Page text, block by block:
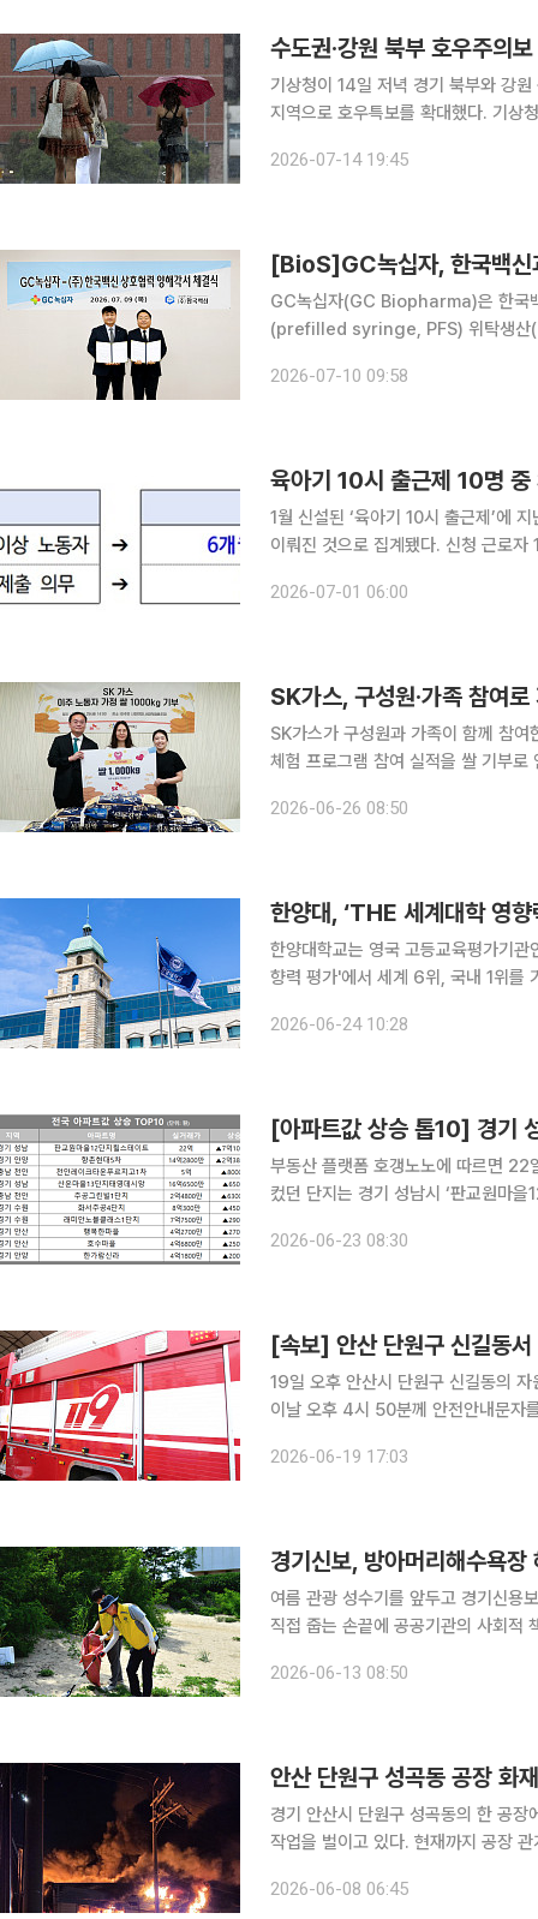
수도권·강원 북부 호우주의
기상청이 14일 저녁 경기 북부와 강
지역으로 호우특보를 확대했다. 기상청에 따르면 이날 오후 7시 10분을 기해 경기도 동두천시·연천
2026-07-14 19:45
[BioS]GC녹십자, 한국백
GC녹십자(GC Biopharma)은 한국
(prefilled syringe, PFS) 위탁생산
통해 자사의 독감백신 '지씨플루
2026-07-10 09:58
육아기 10시 출근제 10명
1월 신설된 ‘육아기 10시 출근제’에
이뤄진 것으로 집계됐다. 신청 근로자 10명 중 3명은 남
년 이하 자녀를 둔 근로자가 등교·등
2026-07-01 06:00
SK가스, 구성원·가족 참여
SK가스가 구성원과 가족이 함께 참
체험 프로그램 참여 실적을 쌀 기부
에서 쌀 기부식을 열고 쌀 1000kg을
2026-06-26 08:50
한양대, ‘THE 세계대학 영
한양대학교는 영국 고등교육평가기
향력 평가'에서 세계 6위, 국내 1위를 기록했다고 24일 밝
육·연구 성과뿐 아니라 사회적 기여와
2026-06-24 10:28
[아파트값 상승 톱10] 경기
부동산 플랫폼 호갱노노에 따르면 22
컸던 단지는 경기 성남시 ‘판교원마
원에 실거래되며 2억3800만원
2026-06-23 08:30
[속보] 안산 단원구 신길동
19일 오후 안산시 단원구 신길동의 자원
이날 오후 4시 50분께 안전안내문자
2026-06-19 17:03
여름 관광 성수기를 앞두고 경기신용
직접 줍는 손끝에 공공기관의 사회적 책임이 담겼다. 13일 이투데이 취
방아머리해수욕장에서 '경기바다 함
2026-06-13 08:50
안산 단원구 성곡동 공장 화
경기 안산시 단원구 성곡동의 한 공
작업을 벌이고 있다. 현재까지 공장
뉴스 등에 따르면 화재는 전날인 7일
2026-06-08 06:45